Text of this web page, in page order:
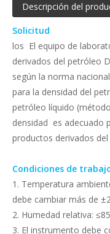
Descripción del
Solicitud
los El equipo de
derivados del petróleo
según la norma
para la densidad del
petróleo líquido
densidad es adecuado
productos derivados
Condiciones de
1. Temperatura
debe cambiar más de
2. Humedad relativa:
3. El instrumento debe